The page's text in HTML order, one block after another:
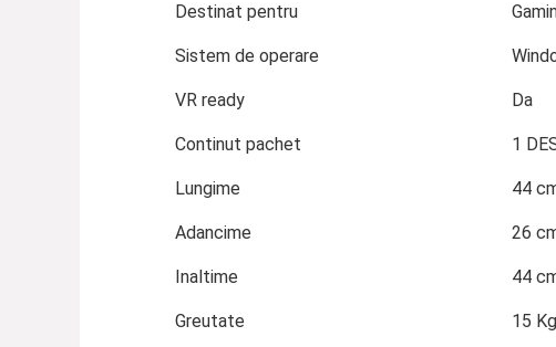
Destinat pentru
Sistem de operare
VR ready Da
Continut pachet 1
Lungime 44
Adancime 26
Inaltime 44
Greutate 15 Kg